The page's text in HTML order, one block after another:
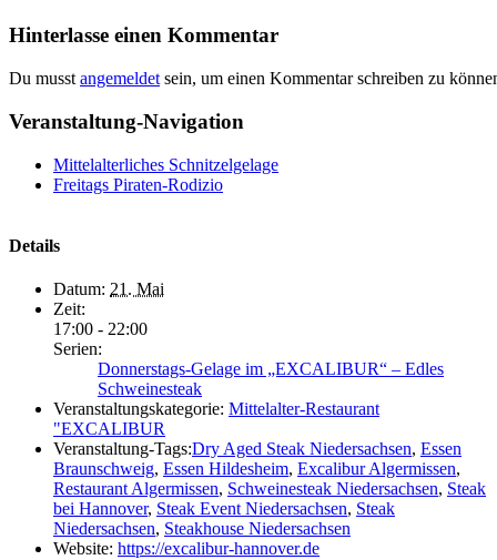
Hinterlasse einen Kommentar
Du musst angemeldet sein, um einen Kommentar schreiben zu
Veranstaltung-Navigation
Mittelalterliches Schnitzelgelage
Freitags Piraten-Rodizio
Details
Datum: 21. Mai
Zeit:
17:00 - 22:00
Serien:
Donnerstags-Gelage im „EXCALIBUR“ – Edles
Schweinesteak
Veranstaltungskategorie: Mittelalter-Restaurant
"EXCALIBUR
Veranstaltung-Tags:Dry Aged Steak Niedersachsen, Essen
Braunschweig, Essen Hildesheim, Excalibur Algermissen,
Restaurant Algermissen, Schweinesteak Niedersachsen, Steak
bei Hannover, Steak Event Niedersachsen, Steak
Niedersachsen, Steakhouse Niedersachsen
Website: https://excalibur-hannover.de